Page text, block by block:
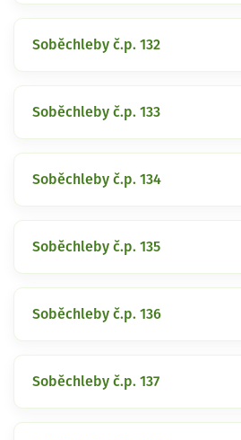
Soběchleby č.p. 132
Soběchleby č.p. 133
Soběchleby č.p. 134
Soběchleby č.p. 135
Soběchleby č.p. 136
Soběchleby č.p. 137